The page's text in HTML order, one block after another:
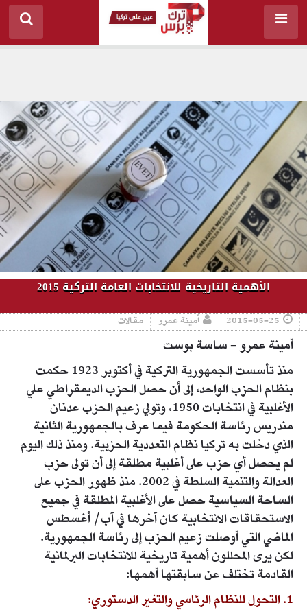
الأهمية التاريخية للانتخابات العامة التركية 2015
2015-05-25 أمينة عمرو مقالات
أمينة عمرو - ساسة بوست
منذ تأسست الجمهورية التركية في أكتوبر 1923 حكمت
بنظام الحزب الواحد، إلى أن حصل الحزب الديمقراطي علي
الأغلبية في انتخابات 1950، وتولي زعيم الحزب عدنان
مندريس رئاسة الحكومة فيما عرف بالجمهورية الثانية
الذي دخلت به تركيا نظام التعددية الحزبية. ومنذ ذلك اليوم
لم يحصل أي حزب على أغلبية مطلقة إلى أن تولى حزب
العدالة والتنمية السلطة في 2002. منذ ظهور الحزب على
الساحة السياسية حصل على الأغلبية المطلقة في جميع
الاستحقاقات الانتخابية كان آخرها في آب/ أغسطس
الماضي التي أوصلت زعيم الحزب إلى رئاسة الجمهورية.
لكن يرى المحللون أهمية تاريخية للانتخابات البرلمانية
القادمة تختلف عن سابقتها أهمها:
1. التحول للنظام الرئاسي والتغير الدستوري: